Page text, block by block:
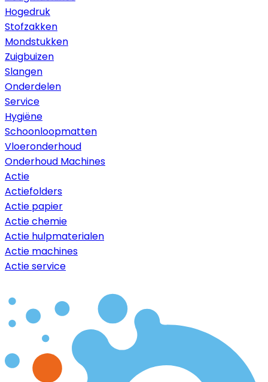
Hogedruk
Stofzakken
Mondstukken
Zuigbuizen
Slangen
Onderdelen
Service
Hygiëne
Schoonloopmatten
Vloeronderhoud
Onderhoud Machines
Actie
Actiefolders
Actie papier
Actie chemie
Actie hulpmaterialen
Actie machines
Actie service